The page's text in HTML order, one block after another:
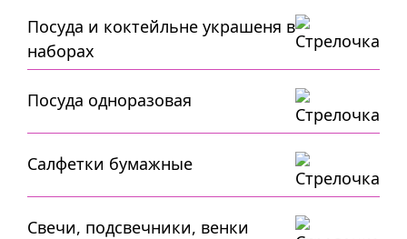
Посуда и коктейльне украшеня в
наборах
Посуда одноразовая
Салфетки бумажные
Свечи, подсвечники, венки